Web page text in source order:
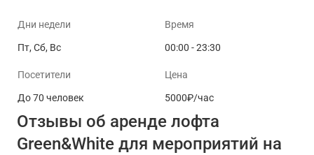
Дни недели
Пт, Сб, Вс
Время
00:00 - 23:30
Посетители
До 70 человек
Цена
5000₽/час
Отзывы об аренде лофта
Green&White для мероприятий на